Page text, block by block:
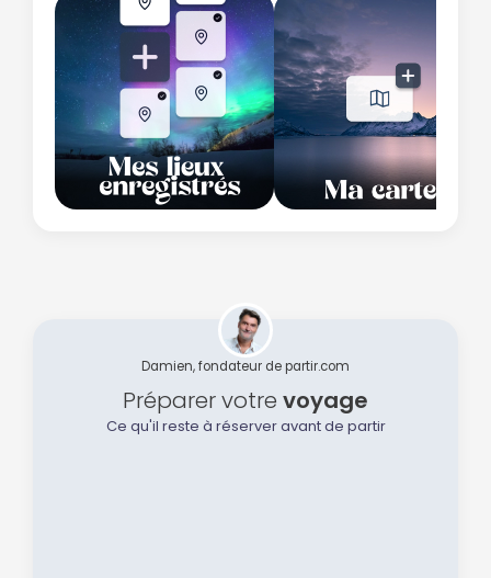
Damien, fondateur de partir.com
Préparer votre voyage
Ce qu'il reste à réserver avant de partir